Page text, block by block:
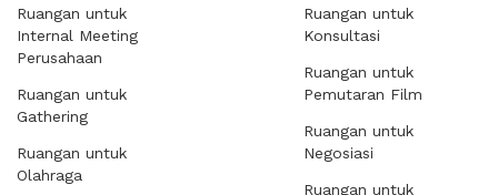
Ruangan untuk
Internal Meeting
Perusahaan
Ruangan untuk
Gathering
Ruangan untuk
Olahraga
Ruangan untuk
Konsultasi
Ruangan untuk
Pemutaran Film
Ruangan untuk
Negosiasi
Ruangan untuk